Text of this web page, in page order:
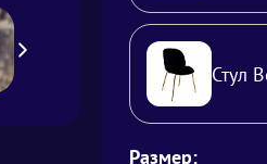
Стул
Размер: